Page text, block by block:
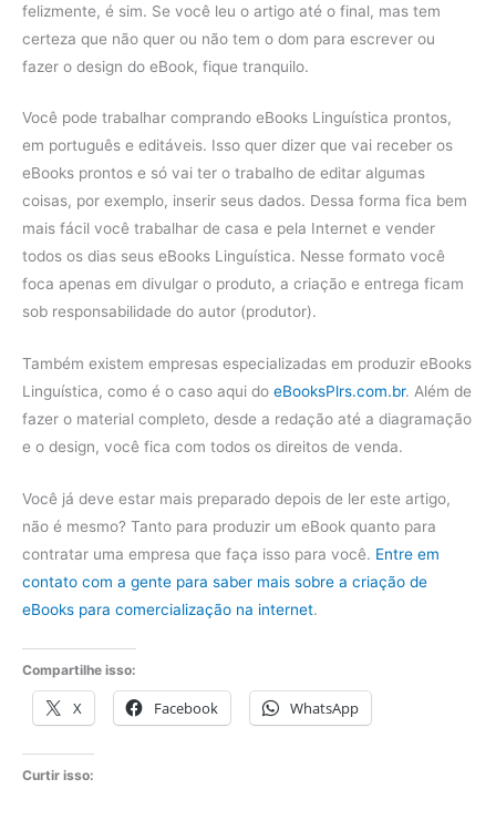
felizmente, é sim. Se você leu o artigo até o final, mas tem
certeza que não quer ou não tem o dom para escrever ou
fazer o design do eBook, fique tranquilo.
Você pode trabalhar comprando eBooks Linguística prontos,
em português e editáveis. Isso quer dizer que vai receber os
eBooks prontos e só vai ter o trabalho de editar algumas
coisas, por exemplo, inserir seus dados. Dessa forma fica bem
mais fácil você trabalhar de casa e pela Internet e vender
todos os dias seus eBooks Linguística. Nesse formato você
foca apenas em divulgar o produto, a criação e entrega ficam
sob responsabilidade do autor (produtor).
Também existem empresas especializadas em produzir eBooks
Linguística, como é o caso aqui do eBooksPlrs.com.br. Além de
fazer o material completo, desde a redação até a diagramação
e o design, você fica com todos os direitos de venda.
Você já deve estar mais preparado depois de ler este artigo,
não é mesmo? Tanto para produzir um eBook quanto para
contratar uma empresa que faça isso para você. Entre em
contato com a gente para saber mais sobre a criação de
eBooks para comercialização na internet.
Compartilhe isso:
X Facebook WhatsApp
Curtir isso: